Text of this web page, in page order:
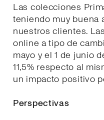
Las colecciones
teniendo muy buena
nuestros clientes.
online a tipo de
mayo y el 1 de junio
11,5% respecto al
un impacto positivo
Perspectivas